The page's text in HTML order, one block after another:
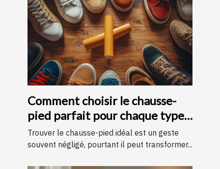
Comment choisir le chausse-
pied parfait pour chaque type
de chaussure
Trouver le chausse-pied idéal est un geste
souvent négligé, pourtant il peut transformer...